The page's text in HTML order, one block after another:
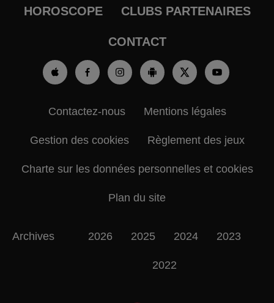
HOROSCOPE CLUBS PARTENAIRES
CONTACT
Contactez-nous Mentions légales
Gestion des cookies Règlement des jeux
Charte sur les données personnelles et cookies
Plan du site
Archives 2026 2025 2024 2023
2022